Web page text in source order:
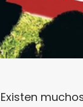
Existen